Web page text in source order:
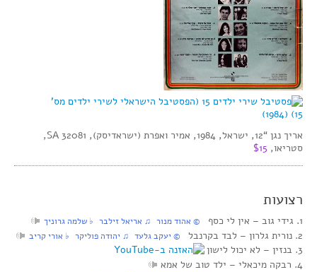
אריך נגן “12, ישראל, 1984, אמיר ואפרת (ישראדיסק), SA 32081,
סטריאו, $15
רצועות
1. גידי גוב‏ – אין לי כסף © אהוד מנור ♫ אריאל זילבר ♭ שלמה גרוניך
2. נורית גלרון‏ – לבד בקרנבל © יעקב גלעד ♫ יהודה פוליקר ♭ אורי קריב
3. בנזין‏ – לא יכול לישון
4. רבקה מיכאלי‏ – ילד טוב של אמא